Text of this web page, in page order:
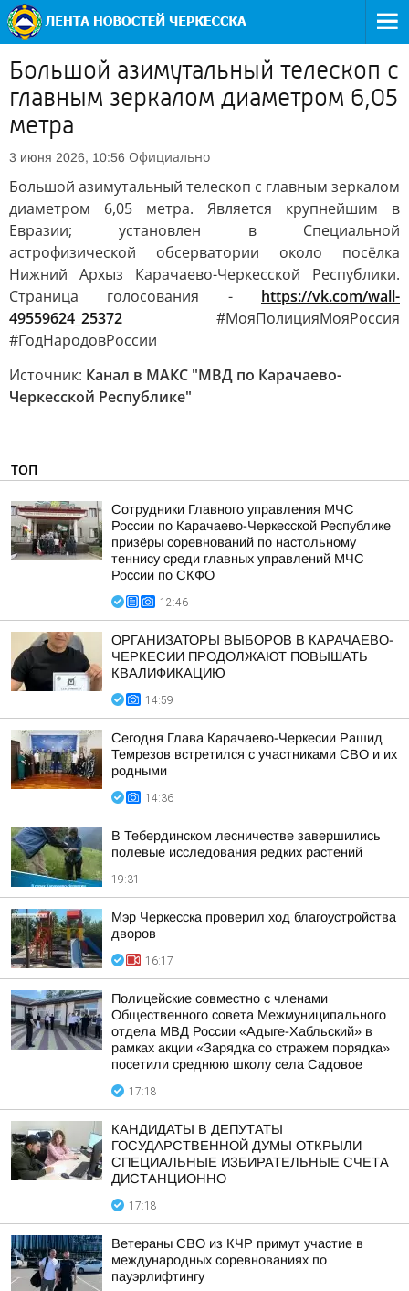
Большой азимутальный телескоп с
главным зеркалом диаметром 6,05
метра
3 июня 2026, 10:56 Официально
Большой азимутальный телескоп с главным зеркалом
диаметром 6,05 метра. Является крупнейшим в
Евразии; установлен в Специальной
астрофизической обсерватории около посёлка
Нижний Архыз Карачаево-Черкесской Республики.
Страница голосования - https://vk.com/wall-
49559624_25372 #МояПолицияМояРоссия
#ГодНародовРоссии
Источник: Канал в МАКС "МВД по Карачаево-
Черкесской Республике"
ТОП
Сотрудники Главного управления МЧС
России по Карачаево-Черкесской Республике
призёры соревнований по настольному
теннису среди главных управлений МЧС
России по СКФО
12:46
ОРГАНИЗАТОРЫ ВЫБОРОВ В КАРАЧАЕВО-
ЧЕРКЕСИИ ПРОДОЛЖАЮТ ПОВЫШАТЬ
КВАЛИФИКАЦИЮ
14:59
Сегодня Глава Карачаево-Черкесии Рашид
Темрезов встретился с участниками СВО и их
родными
14:36
В Тебердинском лесничестве завершились
полевые исследования редких растений
19:31
Мэр Черкесска проверил ход благоустройства
дворов
16:17
Полицейские совместно с членами
Общественного совета Межмуниципального
отдела МВД России «Адыге-Хабльский» в
рамках акции «Зарядка со стражем порядка»
посетили среднюю школу села Садовое
17:18
КАНДИДАТЫ В ДЕПУТАТЫ
ГОСУДАРСТВЕННОЙ ДУМЫ ОТКРЫЛИ
СПЕЦИАЛЬНЫЕ ИЗБИРАТЕЛЬНЫЕ СЧЕТА
ДИСТАНЦИОННО
17:18
Ветераны СВО из КЧР примут участие в
международных соревнованиях по
пауэрлифтингу